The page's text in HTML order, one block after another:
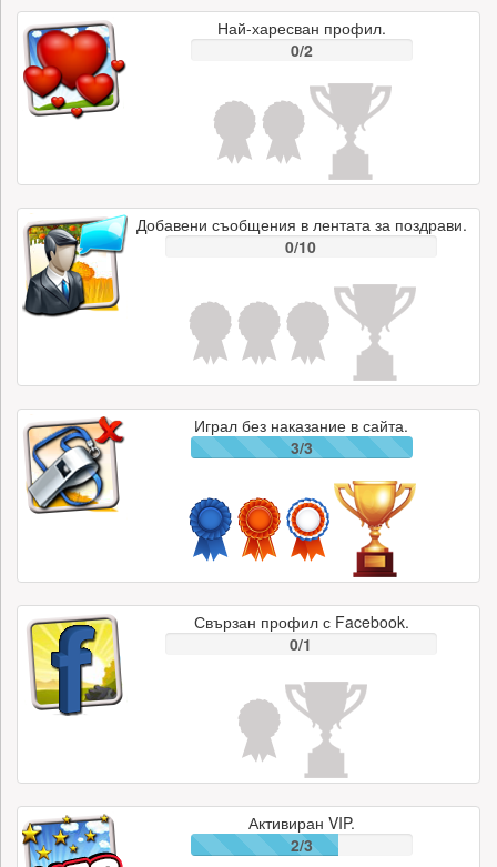
Най-харесван профил.
0/2
Добавени съобщения в лентата за поздрави.
0/10
Играл без наказание в сайта.
3/3
Свързан профил с Facebook.
0/1
Активиран VIP.
2/3